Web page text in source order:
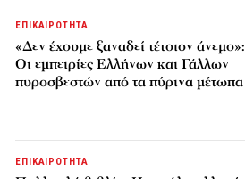
ΕΠΙΚΑΙΡΟΤΗΤΑ
«Δεν έχουμε ξαναδεί τέτοιον άνεμο»:
Οι εμπειρίες Ελλήνων και Γάλλων
πυροσβεστών από τα πύρινα μέτωπα
ΕΠΙΚΑΙΡΟΤΗΤΑ